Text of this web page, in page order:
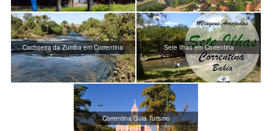
Cachoeira da Zumba em Correntina Sete Ilhas em Correntina
Correntina Guia Turismo